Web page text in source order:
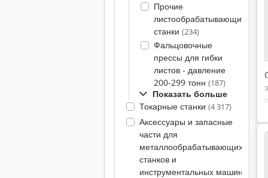
Прочие
листообрабатывающие
станки (234)
Фальцовочные
прессы для гибки
листов - давление
200-299 тонн (187)
Показать больше
Токарные станки (4 317)
Аксессуары и запасные
части для
металлообрабатывающих
станков и
инструментальных машин